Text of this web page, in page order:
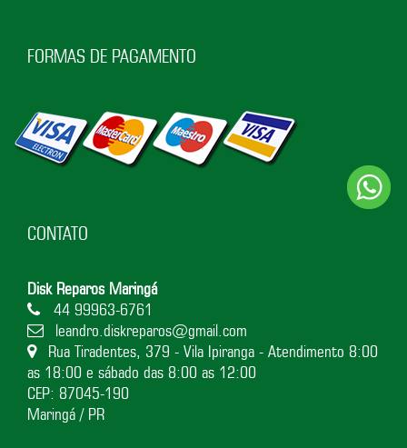
FORMAS DE PAGAMENTO
CONTATO
Disk Reparos Maringá
44 99963-6761
leandro.diskreparos@gmail.com
Rua Tiradentes, 379 - Vila Ipiranga - Atendimento 8:00
as 18:00 e sábado das 8:00 as 12:00
CEP: 87045-190
Maringá / PR